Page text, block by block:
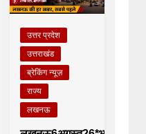
उत्तर प्रदेश
उत्तराखंड
ब्रेकिंग न्यूज़
राज्य
लखनऊ